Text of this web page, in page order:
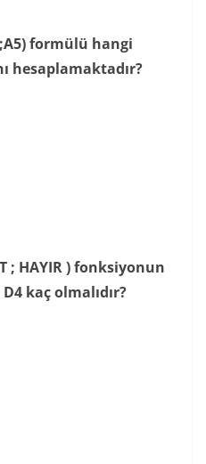
formülü hangi
hesaplamaktadır?
; HAYIR ) fonksiyonun
kaç olmalıdır?